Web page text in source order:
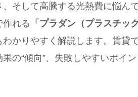
そして高騰する光熱費に悩ん
作れる 「プラダン（プラスチッ
かりやすく解説します。賃貸
の“傾向”、失敗しやすいポイ